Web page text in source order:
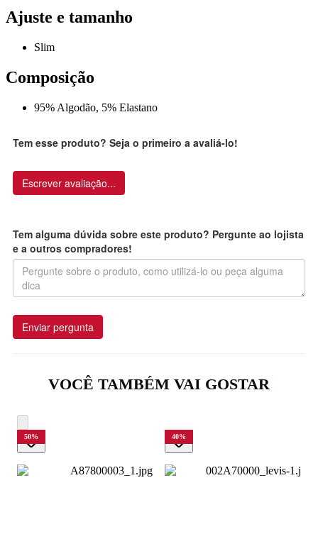
Ajuste e tamanho
Slim
Composição
95% Algodão, 5% Elastano
Tem esse produto? Seja o primeiro a avaliá-lo!
Escrever avaliação...
Tem alguma dúvida sobre este produto? Pergunte ao lojista
e a outros compradores!
Enviar pergunta
VOCÊ TAMBÉM VAI GOSTAR
50% 40%